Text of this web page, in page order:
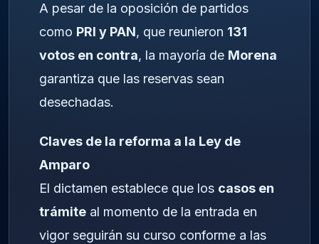
A pesar de la oposición de partidos
como PRI y PAN, que reunieron 131
votos en contra, la mayoría de Morena
garantiza que las reservas sean
desechadas.
Claves de la reforma a la Ley de
Amparo
El dictamen establece que los casos en
trámite al momento de la entrada en
vigor seguirán su curso conforme a las